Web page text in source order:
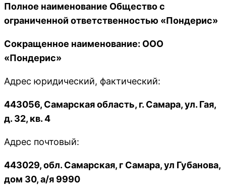
Полное наименование Общество с
ограниченной ответственностью «Пондерис»
Сокращенное наименование: ООО
«Пондерис»
Адрес юридический, фактический:
443056, Самарская область, г. Самара, ул. Гая,
д. 32, кв. 4
Адрес почтовый:
443029, обл. Самарская, г Самара, ул Губанова,
дом 30, а/я 9990